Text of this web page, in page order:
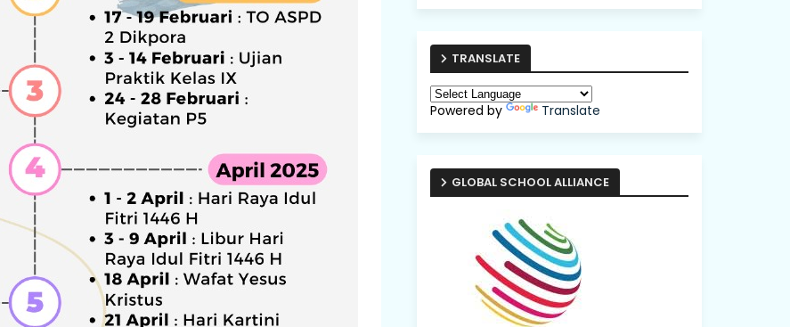
TRANSLATE
Powered by Translate
GLOBAL SCHOOL ALLIANCE